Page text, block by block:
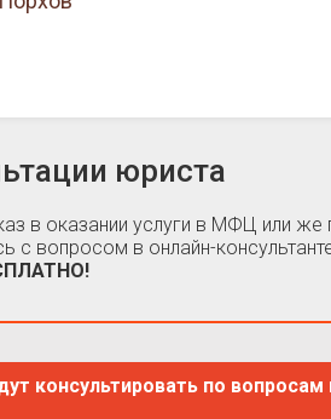
юриста
в оказании услуги в МФЦ или
с вопросом в онлайн-
консультировать по